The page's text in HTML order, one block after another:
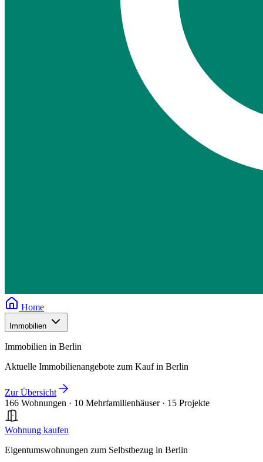
Home
Immobilien
Immobilien in Berlin
Aktuelle Immobilienangebote zum Kauf in Berlin
Zur Übersicht
166 Wohnungen · 10 Mehrfamilienhäuser · 15 Projekte
Wohnung kaufen
Eigentumswohnungen zum Selbstbezug in Berlin